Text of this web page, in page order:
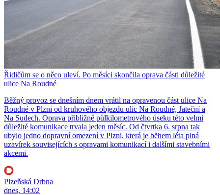
Řidičům se o něco uleví. Po měsíci skončila oprava části důležité
ulice Na Roudné
Běžný provoz se dnešním dnem vrátil na opravenou část ulice Na
Roudné v Plzni od kruhového objezdu ulic Na Roudné, Jateční a
Na Sudech. Oprava přibližně půlkilometrového úseku této velmi
důležité komunikace trvala jeden měsíc. Od čtvrtka 6. srpna tak
ubylo jedno dopravní omezení v Plzni, která je během léta plná
uzavírek souvisejících s opravami komunikací i dalšími stavebními
akcemi.
Plzeňská Drbna
dnes, 14:02